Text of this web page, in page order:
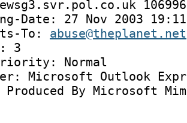
Date: 27 Nov 2003
To: abuse@theplanet.net
3
Normal
Microsoft Outlook
Produced By Microsoft